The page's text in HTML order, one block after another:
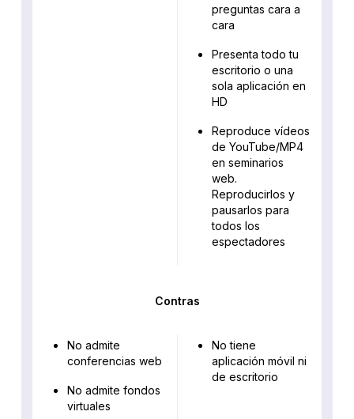
preguntas cara a
cara
Presenta todo tu
escritorio o una
sola aplicación en
HD
Reproduce vídeos
de YouTube/MP4
en seminarios
web.
Reproducirlos y
pausarlos para
todos los
espectadores
Contras
No admite
conferencias web
No admite fondos
virtuales
No tiene
aplicación móvil ni
de escritorio